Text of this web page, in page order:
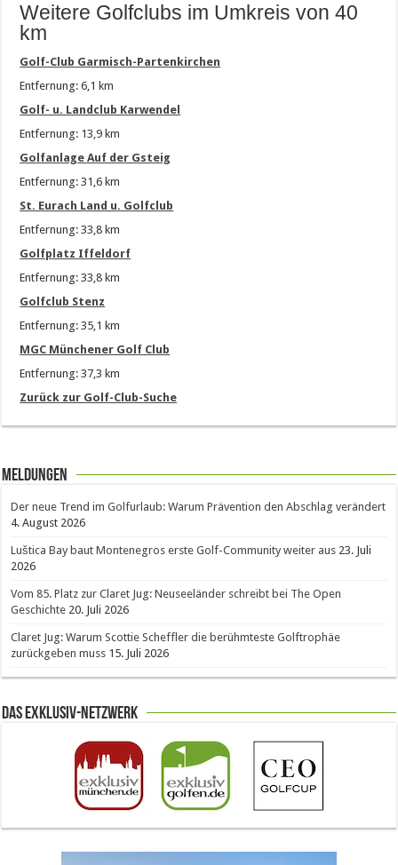
Weitere Golfclubs im Umkreis von 40
km
Golf-Club Garmisch-Partenkirchen
Entfernung: 6,1 km
Golf- u. Landclub Karwendel
Entfernung: 13,9 km
Golfanlage Auf der Gsteig
Entfernung: 31,6 km
St. Eurach Land u. Golfclub
Entfernung: 33,8 km
Golfplatz Iffeldorf
Entfernung: 33,8 km
Golfclub Stenz
Entfernung: 35,1 km
MGC Münchener Golf Club
Entfernung: 37,3 km
Zurück zur Golf-Club-Suche
Meldungen
Der neue Trend im Golfurlaub: Warum Prävention den Abschlag verändert
4. August 2026
Luštica Bay baut Montenegros erste Golf-Community weiter aus 23. Juli
2026
Vom 85. Platz zur Claret Jug: Neuseeländer schreibt bei The Open
Geschichte 20. Juli 2026
Claret Jug: Warum Scottie Scheffler die berühmteste Golftrophäe
zurückgeben muss 15. Juli 2026
Das Exklusiv-Netzwerk